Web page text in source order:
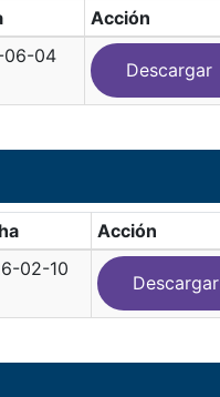
Acción
06-04
Descargar
Acción
02-10
Descargar